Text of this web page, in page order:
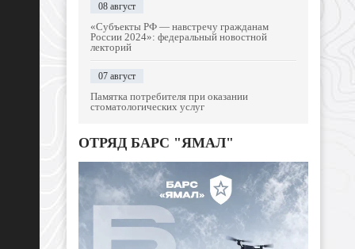
08 август
«Субъекты РФ — навстречу гражданам
России 2024»: федеральный новостной
лекторий
07 август
Памятка потребителя при оказании
стоматологических услуг
ОТРЯД БАРС "ЯМАЛ"